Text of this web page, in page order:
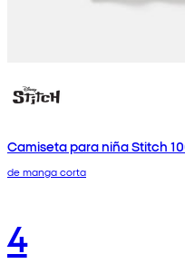
Camiseta para niña Stitch
de manga corta
4